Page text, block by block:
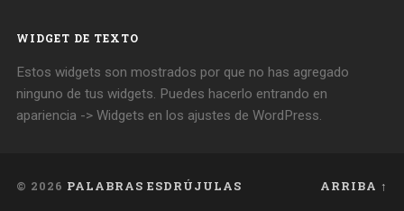
WIDGET DE TEXTO
Estos widgets son mostrados por que no has agregado
ninguno de tus widgets. Puedes hacerlo entrando en
apariencia -> Widgets en los ajustes de WordPress.
© 2026 PALABRAS ESDRÚJULAS ARRIBA ↑